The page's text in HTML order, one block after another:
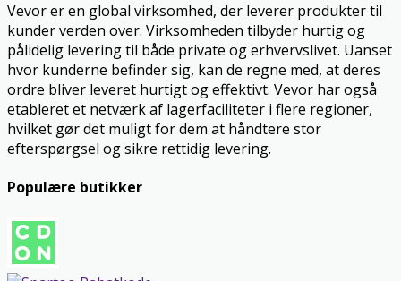
Vevor er en global virksomhed, der leverer produkter til
kunder verden over. Virksomheden tilbyder hurtig og
pålidelig levering til både private og erhvervslivet. Uanset
hvor kunderne befinder sig, kan de regne med, at deres
ordre bliver leveret hurtigt og effektivt. Vevor har også
etableret et netværk af lagerfaciliteter i flere regioner,
hvilket gør det muligt for dem at håndtere stor
efterspørgsel og sikre rettidig levering.
Populære butikker